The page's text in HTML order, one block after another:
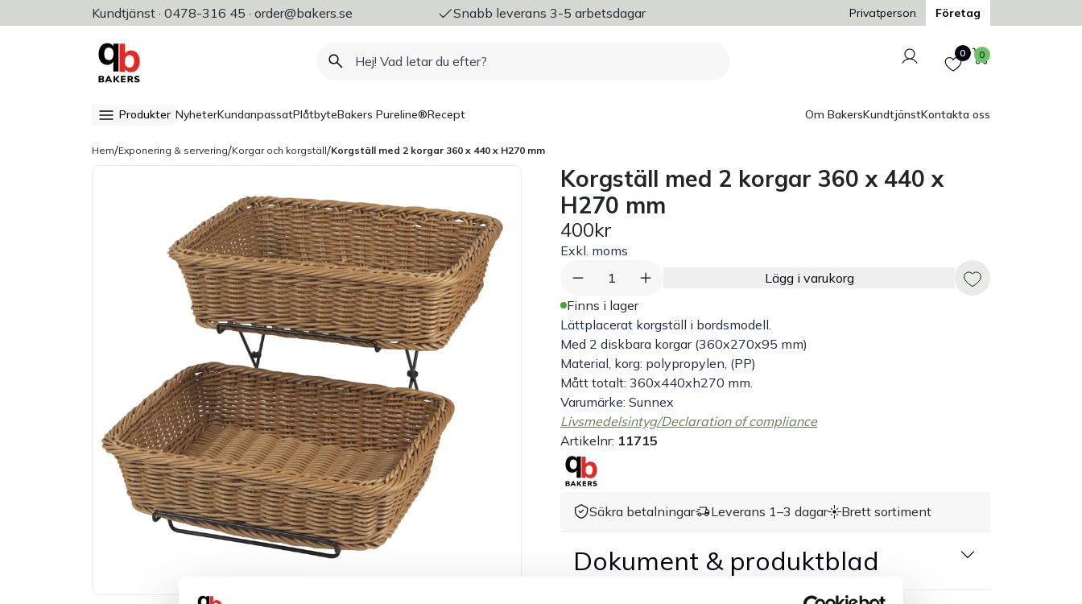
Kundtjänst · 0478-316 45 · order@bakers.se
Allt för bageri, konditori & restaurang Snabb leverans 3-5 arbetsdagar Trygg och säker betalning
Privatperson Företag
Logga in
Favoriter
0 Varukorg
0
Produkter NyheterKundanpassatPlåtbyteBakers Pureline®Recept Om BakersKundtjänstKontakta oss
Hem/Exponering & servering/Korgar och korgställ/Korgställ med 2 korgar 360 x 440 x H270 mm
Korgställ med 2 korgar 360 x 440 x
H270 mm
400kr
Exkl. moms
1
Lägg i varukorg
Finns i lager
Lättplacerat korgställ i bordsmodell.
Med 2 diskbara korgar (360x270x95 mm)
Material, korg: polypropylen, (PP)
Mått totalt: 360x440xh270 mm.
Varumärke: Sunnex
Livsmedelsintyg/Declaration of compliance
Artikelnr: 11715
Säkra betalningar Leverans 1–3 dagar Brett sortiment
Dokument & produktblad